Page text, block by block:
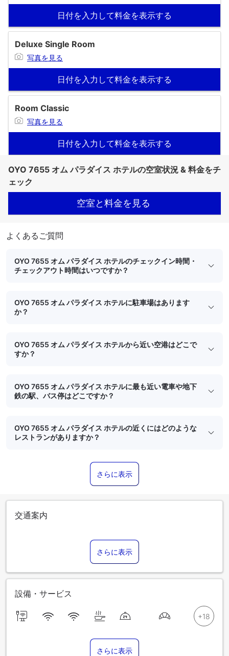
日付を入力して料金を表示する
Deluxe Single Room
写真を見る
日付を入力して料金を表示する
Room Classic
写真を見る
日付を入力して料金を表示する
OYO 7655 オム パラダイス ホテルの空室状況 & 料金をチ
ェック
空室と料金を見る
よくあるご質問
OYO 7655 オム パラダイス ホテルのチェックイン時間・
チェックアウト時間はいつですか？
OYO 7655 オム パラダイス ホテルに駐車場はあります
か？
OYO 7655 オム パラダイス ホテルから近い空港はどこで
すか？
OYO 7655 オム パラダイス ホテルに最も近い電車や地下
鉄の駅、バス停はどこですか？
OYO 7655 オム パラダイス ホテルの近くにはどのような
レストランがありますか？
さらに表示
交通案内
さらに表示
設備・サービス
さらに表示